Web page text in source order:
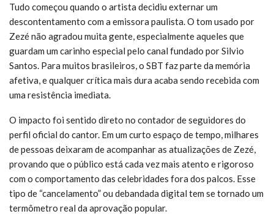
Tudo começou quando o artista decidiu externar um
descontentamento com a emissora paulista. O tom usado por
Zezé não agradou muita gente, especialmente aqueles que
guardam um carinho especial pelo canal fundado por Silvio
Santos. Para muitos brasileiros, o SBT faz parte da memória
afetiva, e qualquer crítica mais dura acaba sendo recebida com
uma resistência imediata.
O impacto foi sentido direto no contador de seguidores do
perfil oficial do cantor. Em um curto espaço de tempo, milhares
de pessoas deixaram de acompanhar as atualizações de Zezé,
provando que o público está cada vez mais atento e rigoroso
com o comportamento das celebridades fora dos palcos. Esse
tipo de “cancelamento” ou debandada digital tem se tornado um
termômetro real da aprovação popular.